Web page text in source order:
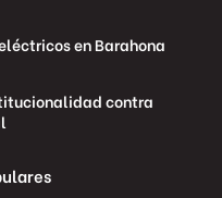
en Barahona
contra